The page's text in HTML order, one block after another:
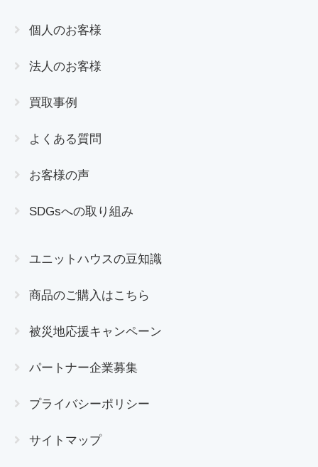
個人のお客様
法人のお客様
買取事例
よくある質問
お客様の声
SDGsへの取り組み
ユニットハウスの豆知識
商品のご購入はこちら
被災地応援キャンペーン
パートナー企業募集
プライバシーポリシー
サイトマップ